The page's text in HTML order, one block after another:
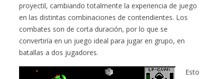
proyectil, cambiando totalmente la experiencia de juego
en las distintas combinaciones de contendientes. Los
combates son de corta duración, por lo que se
convertiría en un juego ideal para jugar en grupo, en
batallas a dos jugadores.
Esto